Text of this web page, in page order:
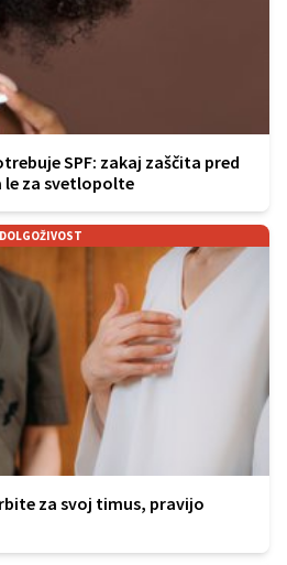
SPF: zakaj zaščita pred
le za svetlopolte
DOLGOŽIVOST
za svoj timus, pravijo